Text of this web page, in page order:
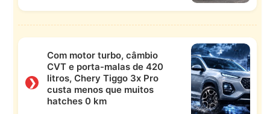
❯
Com motor turbo, câmbio
CVT e porta-malas de 420
litros, Chery Tiggo 3x Pro
custa menos que muitos
hatches 0 km